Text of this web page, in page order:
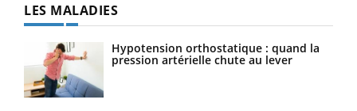
LES MALADIES
Hypotension orthostatique : quand la
pression artérielle chute au lever